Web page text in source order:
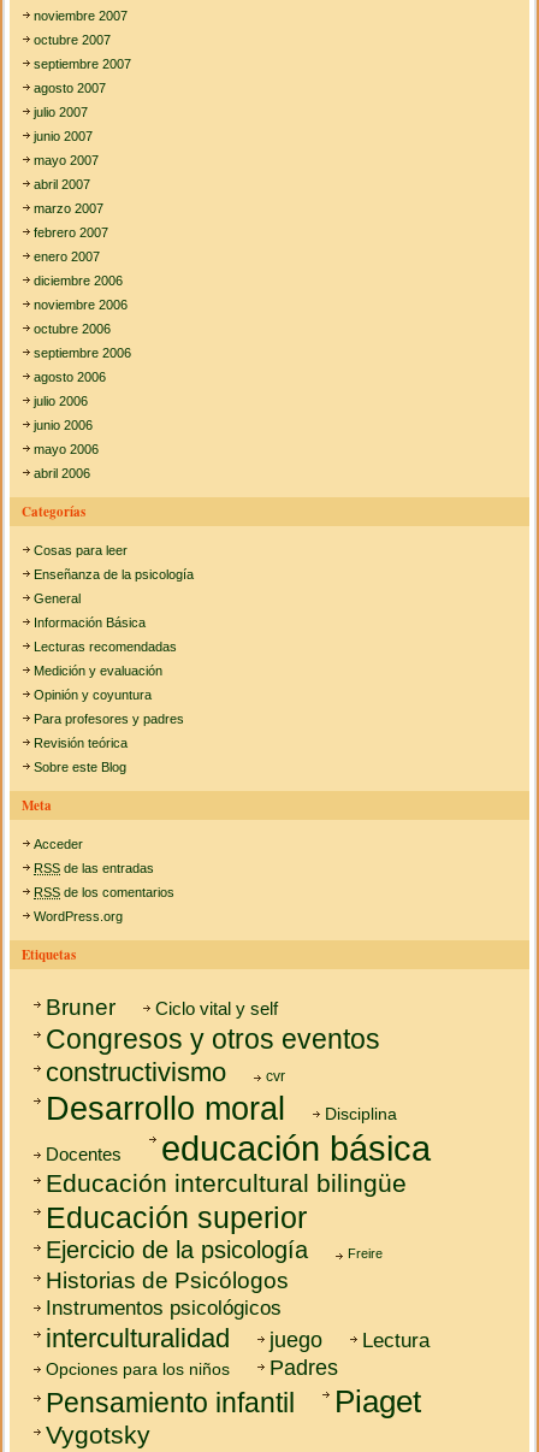
noviembre 2007
octubre 2007
septiembre 2007
agosto 2007
julio 2007
junio 2007
mayo 2007
abril 2007
marzo 2007
febrero 2007
enero 2007
diciembre 2006
noviembre 2006
octubre 2006
septiembre 2006
agosto 2006
julio 2006
junio 2006
mayo 2006
abril 2006
Categorías
Cosas para leer
Enseñanza de la psicología
General
Información Básica
Lecturas recomendadas
Medición y evaluación
Opinión y coyuntura
Para profesores y padres
Revisión teórica
Sobre este Blog
Meta
Acceder
RSS de las entradas
RSS de los comentarios
WordPress.org
Etiquetas
Bruner Ciclo vital y self
Congresos y otros eventos
constructivismo cvr
Desarrollo moral Disciplina
Docentes educación básica
Educación intercultural bilingüe
Educación superior
Ejercicio de la psicología Freire
Historias de Psicólogos
Instrumentos psicológicos
interculturalidad juego Lectura
Opciones para los niños Padres
Pensamiento infantil Piaget
Vygotsky